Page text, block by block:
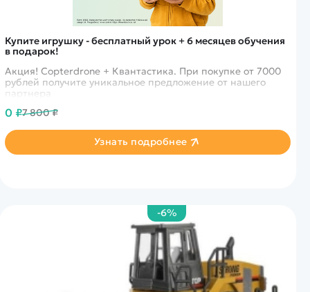
Купите игрушку - бесплатный урок + 6 месяцев обучения
в подарок!
Акция! Copterdrone + Квантастика. При покупке от 7000
рублей получите уникальное предложение от нашего
партнера
0 ₽7 800 ₽
Узнать подробнее
-6%